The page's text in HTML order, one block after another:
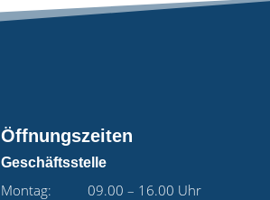
Öffnungszeiten
Geschäftsstelle
Montag: 09.00 – 16.00 Uhr